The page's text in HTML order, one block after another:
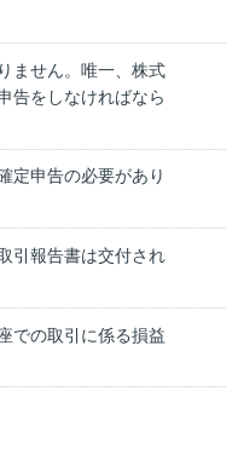
ません。唯一、株式
告をしなければなら
定申告の必要があり
引報告書は交付され
での取引に係る損益